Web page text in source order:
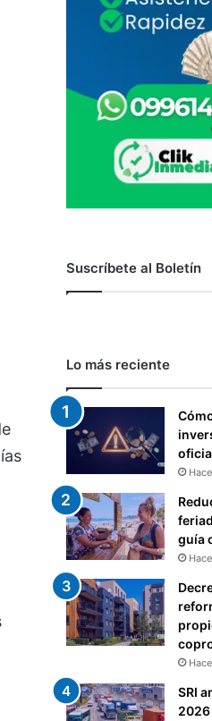
Suscríbete al Boletín
Lo más reciente
guía
SRI
2026